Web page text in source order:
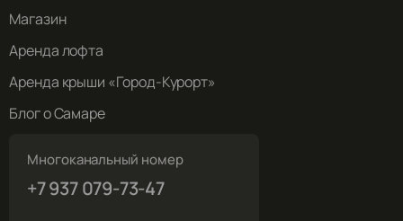
Магазин
Аренда лофта
Аренда крыши «Город-Курорт»
Блог о Самаре
Многоканальный номер
+7 937 079-73-47